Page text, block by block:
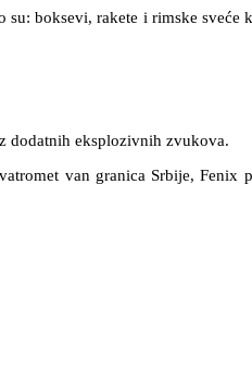
su: boksevi, rakete i rimske
dodatnih eksplozivnih zvukova.
van granica Srbije, Fenix